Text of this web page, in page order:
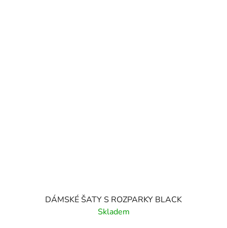
DÁMSKÉ ŠATY S ROZPARKY BLACK
Skladem